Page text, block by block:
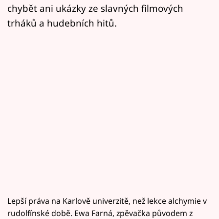
Sledujte nás
chybět ani ukázky ze slavných filmových
trháků a hudebních hitů.
Lepší práva na Karlově univerzitě, než lekce alchymie v
rudolfínské době. Ewa Farná, zpěvačka původem z